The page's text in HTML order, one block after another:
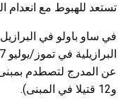
تستعد للهبوط مع انعدام الرؤية
في ساو باولو في
و12 قتيلا في المبنى).